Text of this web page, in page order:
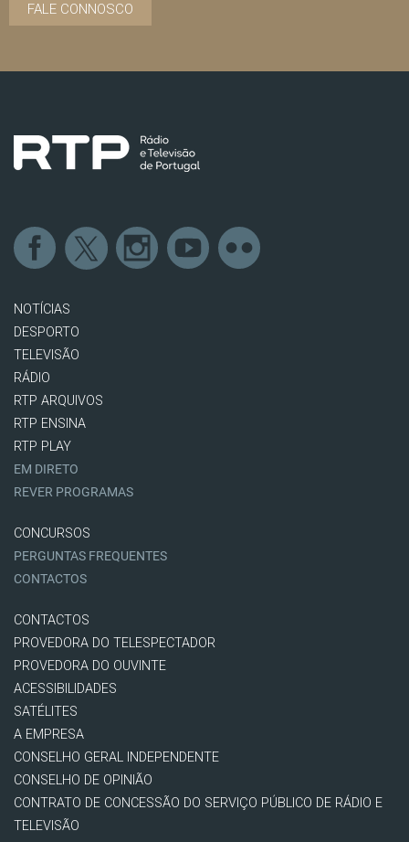
FALE CONNOSCO
NOTÍCIAS
DESPORTO
TELEVISÃO
RÁDIO
RTP ARQUIVOS
RTP ENSINA
RTP PLAY
EM DIRETO
REVER PROGRAMAS
CONCURSOS
PERGUNTAS FREQUENTES
CONTACTOS
CONTACTOS
PROVEDORA DO TELESPECTADOR
PROVEDORA DO OUVINTE
ACESSIBILIDADES
SATÉLITES
A EMPRESA
CONSELHO GERAL INDEPENDENTE
CONSELHO DE OPINIÃO
CONTRATO DE CONCESSÃO DO SERVIÇO PÚBLICO DE RÁDIO E
TELEVISÃO